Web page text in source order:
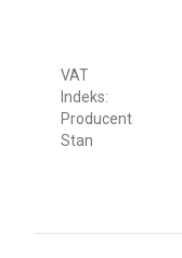
VAT
Indeks:
Producent
Stan